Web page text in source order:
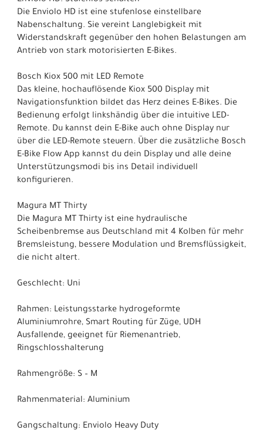
Die Enviolo HD ist eine stufenlose einstellbare
Nabenschaltung. Sie vereint Langlebigkeit mit
Widerstandskraft gegenüber den hohen Belastungen am
Antrieb von stark motorisierten E-Bikes.
Bosch Kiox 500 mit LED Remote
Das kleine, hochauflösende Kiox 500 Display mit
Navigationsfunktion bildet das Herz deines E-Bikes. Die
Bedienung erfolgt linkshändig über die intuitive LED-
Remote. Du kannst dein E-Bike auch ohne Display nur
über die LED-Remote steuern. Über die zusätzliche Bosch
E-Bike Flow App kannst du dein Display und alle deine
Unterstützungsmodi bis ins Detail individuell
konfigurieren.
Magura MT Thirty
Die Magura MT Thirty ist eine hydraulische
Scheibenbremse aus Deutschland mit 4 Kolben für mehr
Bremsleistung, bessere Modulation und Bremsflüssigkeit,
die nicht altert.
Geschlecht: Uni
Rahmen: Leistungsstarke hydrogeformte
Aluminiumrohre, Smart Routing für Züge, UDH
Ausfallende, geeignet für Riemenantrieb,
Ringschlosshalterung
Rahmengröße: S – M
Rahmenmaterial: Aluminium
Gangschaltung: Enviolo Heavy Duty